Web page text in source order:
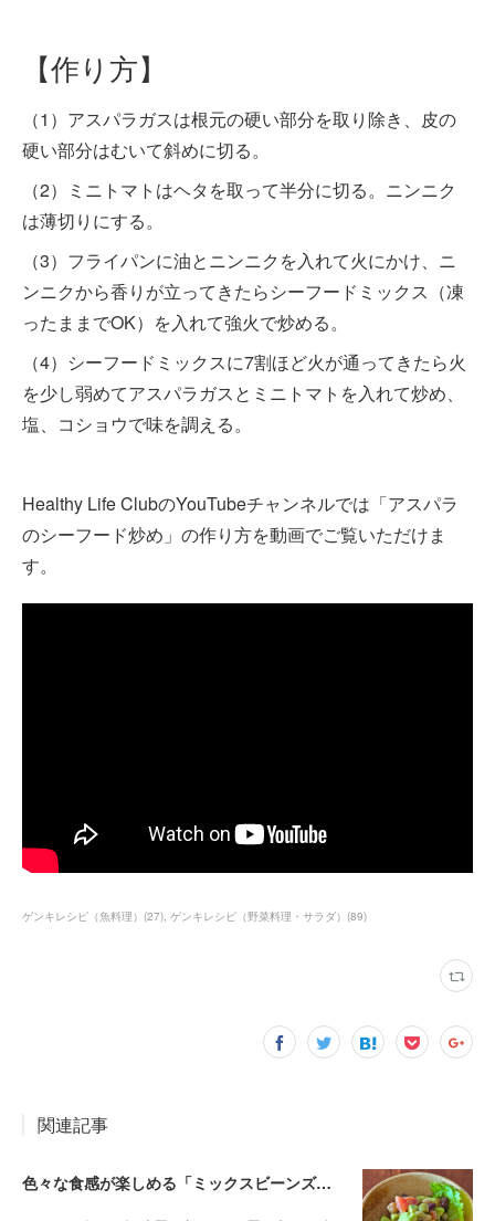
【作り方】
（1）アスパラガスは根元の硬い部分を取り除き、皮の
硬い部分はむいて斜めに切る。
（2）ミニトマトはヘタを取って半分に切る。ニンニク
は薄切りにする。
（3）フライパンに油とニンニクを入れて火にかけ、ニ
ンニクから香りが立ってきたらシーフードミックス（凍
ったままでOK）を入れて強火で炒める。
（4）シーフードミックスに7割ほど火が通ってきたら火
を少し弱めてアスパラガスとミニトマトを入れて炒め、
塩、コショウで味を調える。
Healthy Life ClubのYouTubeチャンネルでは「アスパラ
のシーフード炒め」の作り方を動画でご覧いただけま
す。
ゲンキレシピ（魚料理） (27) ゲンキレシピ（野菜料理・サラダ） (89)
関連記事
色々な食感が楽しめる「ミックスビーンズとアボカドのサラダ」